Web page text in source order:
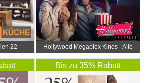
22
Hollywood Megaplex Kinos - Alle
Bis zu 35% Rabatt